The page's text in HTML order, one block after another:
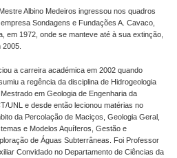
Albino Medeiros ingressou nos quadros
Sondagens e Fundações A. Cavaco,
em 1972, onde se manteve até à sua extinção,
2005.
a carreira académica em 2002 quando
a regência da disciplina de Hidrogeologia
em Geologia de Engenharia da
UNL e desde então lecionou matérias no
da Percolação de Maciços, Geologia Geral,
e Modelos Aquíferos, Gestão e
de Águas Subterrâneas. Foi Professor
Convidado no Departamento de Ciências da